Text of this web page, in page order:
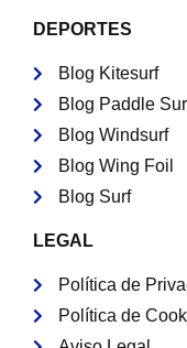
DEPORTES
Blog Kitesurf
Blog Paddle
Blog Windsurf
Blog Wing Foil
Blog Surf
LEGAL
Política de
Política de